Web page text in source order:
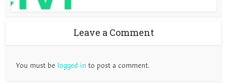
Leave a Comment
You must be logged in to post a comment.